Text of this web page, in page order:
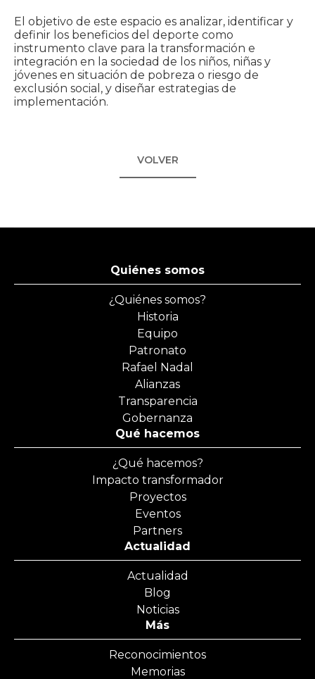
El objetivo de este espacio es analizar, identificar y
definir los beneficios del deporte como
instrumento clave para la transformación e
integración en la sociedad de los niños, niñas y
jóvenes en situación de pobreza o riesgo de
exclusión social, y diseñar estrategias de
implementación.
VOLVER
Quiénes somos
¿Quiénes somos?
Historia
Equipo
Patronato
Rafael Nadal
Alianzas
Transparencia
Gobernanza
Qué hacemos
¿Qué hacemos?
Impacto transformador
Proyectos
Eventos
Partners
Actualidad
Actualidad
Blog
Noticias
Más
Reconocimientos
Memorias